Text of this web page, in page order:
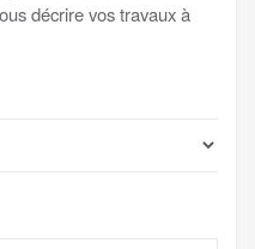
décrire vos travaux à